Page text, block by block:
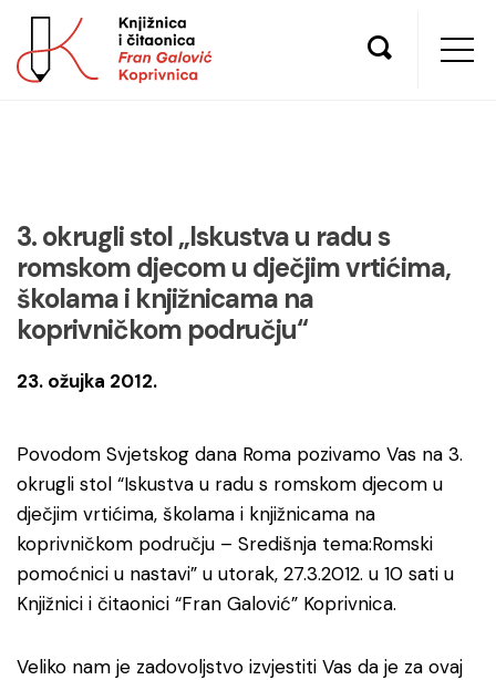
3. okrugli stol „Iskustva u radu s
romskom djecom u dječjim vrtićima,
školama i knjižnicama na
koprivničkom području“
23. ožujka 2012.
Povodom Svjetskog dana Roma pozivamo Vas na 3.
okrugli stol “Iskustva u radu s romskom djecom u
dječjim vrtićima, školama i knjižnicama na
koprivničkom području – Središnja tema:Romski
pomoćnici u nastavi” u utorak, 27.3.2012. u 10 sati u
Knjižnici i čitaonici “Fran Galović” Koprivnica.
Veliko nam je zadovoljstvo izvjestiti Vas da je za ovaj